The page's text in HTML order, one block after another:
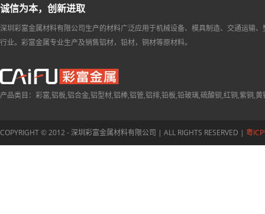
诚信为本，创新进取
深圳彩富金属材料有限公司生产的材料广泛应用于机械设备、模具制造、交通运输
行业。彩富金属专业生产及销售铝材，铅材，铜材等原材料。
产品类目：彩富,铝板,铝合金,铝型材,铝棒,铝管,铝排,铅板,铅玻璃,硫酸钡,红铜,紫铜,
COPYRIGHT © 2012 - 深圳彩富金属材料有限公司 | ALL RIGHTS RESERVED | 粤